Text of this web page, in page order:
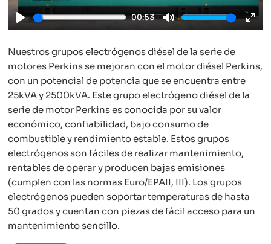
Play
00:53
Mute
Nuestros grupos electrógenos diésel de la serie de
motores Perkins se mejoran con el motor diésel Perkins,
con un potencial de potencia que se encuentra entre
25kVA y 2500kVA. Este grupo electrógeno diésel de la
serie de motor Perkins es conocida por su valor
económico, confiabilidad, bajo consumo de
combustible y rendimiento estable. Estos grupos
electrógenos son fáciles de realizar mantenimiento,
rentables de operar y producen bajas emisiones
(cumplen con las normas Euro/EPAII, III). Los grupos
electrógenos pueden soportar temperaturas de hasta
50 grados y cuentan con piezas de fácil acceso para un
mantenimiento sencillo.